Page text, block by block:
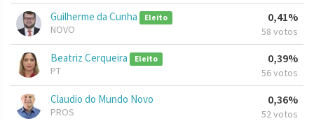
Guilherme da Cunha Eleito
NOVO
0,41%
58 votos
Beatriz Cerqueira Eleito
PT
0,39%
56 votos
Claudio do Mundo Novo
PROS
0,36%
52 votos